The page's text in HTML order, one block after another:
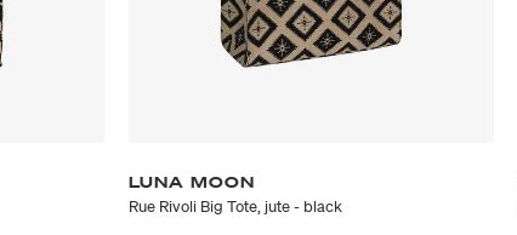
LUNA MOON
Rue Rivoli Big Tote, jute - black